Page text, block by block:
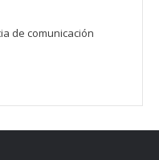
de comunicación